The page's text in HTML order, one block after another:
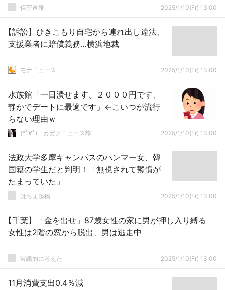
保守速報 2025/1/10(Fr) 13:00
【訴訟】ひきこもり自宅から連れ出し違法、
支援業者に賠償義務…横浜地裁
モナニュース 2025/1/10(Fr) 13:00
水族館「一日潰せます、２０００円です、
静かでデートに最適です」←こいつが流行
らない理由ｗ
(*ﾟ∀ﾟ)ゞカガクニュース隊 2025/1/10(Fr) 13:00
法政大学多摩キャンパスのハンマー女、韓
国籍の学生だと判明！「無視されて鬱憤が
たまっていた」
はちま起稿 2025/1/10(Fr) 13:00
【千葉】「金を出せ」87歳女性の家に男が押し入り縛る
女性は2階の窓から脱出、男は逃走中
常識的に考えた 2025/1/10(Fr) 13:00
11月消費支出0.4％減